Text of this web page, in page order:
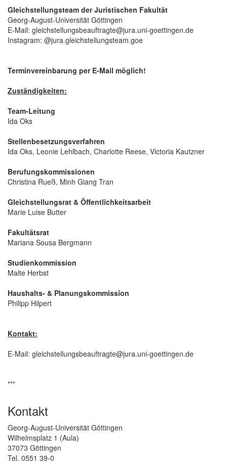
Gleichstellungsteam der Juristischen Fakultät
Georg-August-Universität Göttingen
E-Mail: gleichstellungsbeauftragte@jura.uni-goettingen.de
Instagram: @jura.gleichstellungsteam.goe
Terminvereinbarung per E-Mail möglich!
Zuständigkeiten:
Team-Leitung
Ida Oks
Stellenbesetzungsverfahren
Ida Oks, Leonie Lehlbach, Charlotte Reese, Victoria Kautzner
Berufungskommissionen
Christina Rueß, Minh Giang Tran
Gleichstellungsrat & Öffentlichkeitsarbeit
Marie Luise Butter
Fakultätsrat
Mariana Sousa Bergmann
Studienkommission
Malte Herbst
Haushalts- & Planungskommission
Philipp Hilpert
Kontakt:
E-Mail: gleichstellungsbeauftragte@jura.uni-goettingen.de
***
Kontakt
Georg-August-Universität Göttingen
Wilhelmsplatz 1 (Aula)
37073 Göttingen
Tel. 0551 39-0